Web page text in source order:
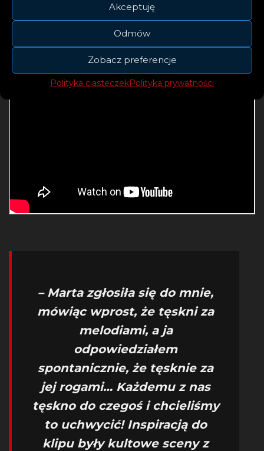
Akceptuję
Odmów
Zobacz preferencje
Polityka ciasteczekPolityka prywatności
– Marta zgłosiła się do mnie,
mówiąc wprost, że tęskni za
melodiami, a ja
odpowiedziałem
spontanicznie, że tęsknie za
jej rogami… Każdemu z nas
tęskno do czegoś i chcieliśmy
to uchwycić! Inspiracją do
klipu były kultowe sceny z